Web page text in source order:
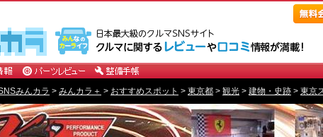
みんカラ > みんカラ＋ > おすすめスポット > 東京都 > 観光 > 建物・史跡 > 東京